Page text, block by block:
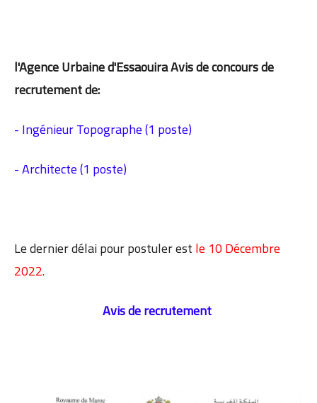
l'Agence Urbaine d'Essaouira Avis de concours de
recrutement de:
- Ingénieur Topographe (1 poste)
- Architecte (1 poste)
Le dernier délai pour postuler estle 10 Décembre
2022.
Avis de recrutement